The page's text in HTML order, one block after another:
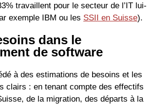
travaillent pour le secteur de l’IT lui-
exemple IBM ou les SSII en Suisse).
dans le
de software
à des estimations de besoins et les
clairs : en tenant compte des effectifs
de la migration, des départs à la